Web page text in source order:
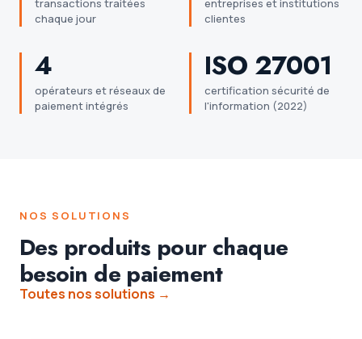
transactions traitées
chaque jour
entreprises et institutions
clientes
4
opérateurs et réseaux de
paiement intégrés
ISO 27001
certification sécurité de
l'information (2022)
NOS SOLUTIONS
Des produits pour chaque
besoin de paiement
Toutes nos solutions →